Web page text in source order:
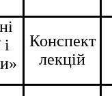
Конспект
лекцій